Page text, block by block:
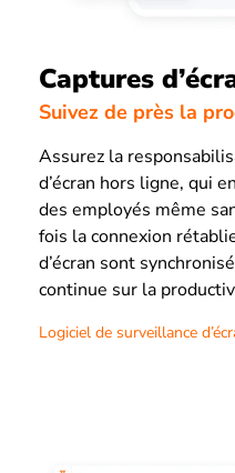
Captures
Suivez de près la
Assurez la
d’écran hors ligne, qui
des employés même
fois la connexion
d’écran sont
continue sur la
Logiciel de surveillance